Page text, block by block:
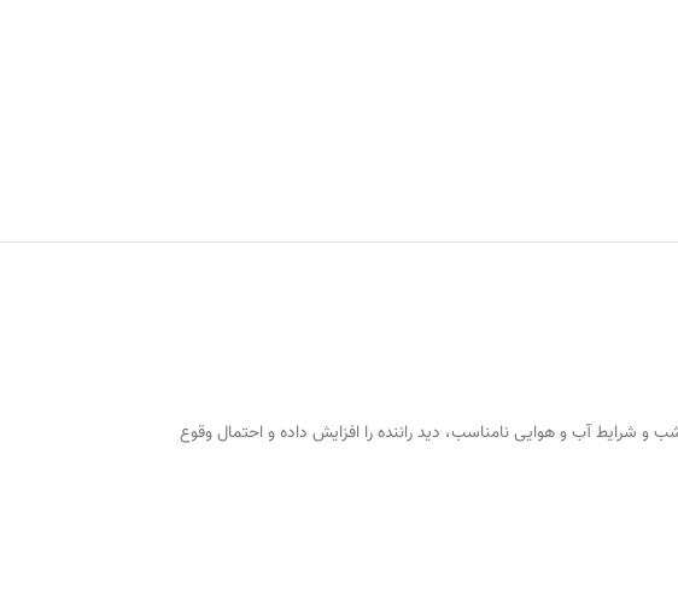
در شب و شرایط آب و هوایی نامناسب، دید راننده را افزایش داده و احتمال وقوع